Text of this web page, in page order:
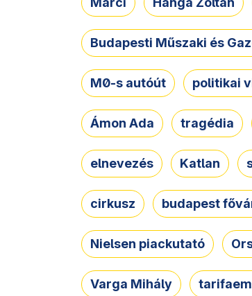
Budapesti Műszaki és
M0-s autóút politikai
Ámon Ada tragédia
elnevezés Katlan
cirkusz budapest
Nielsen piackutató
Varga Mihály